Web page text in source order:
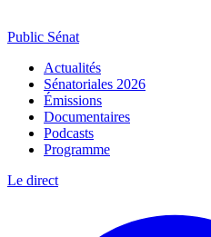
Public Sénat
Actualités
Sénatoriales 2026
Émissions
Documentaires
Podcasts
Programme
Le direct